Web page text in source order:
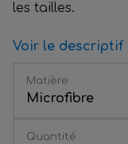
les tailles.
Voir le descriptif
Matière
Microfibre
Quantité